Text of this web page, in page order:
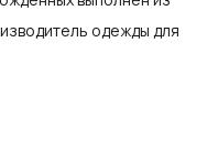
одежды для